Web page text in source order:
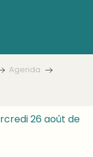
Agenda
26 août de